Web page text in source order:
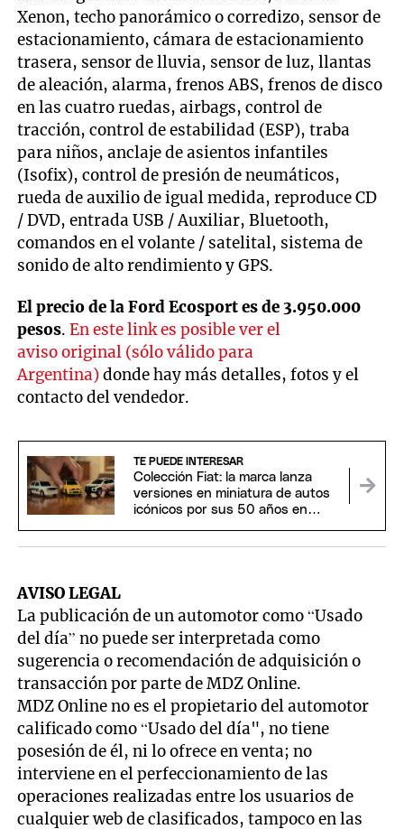
Xenon, techo panorámico o corredizo, sensor de
estacionamiento, cámara de estacionamiento
trasera, sensor de lluvia, sensor de luz, llantas
de aleación, alarma, frenos ABS, frenos de disco
en las cuatro ruedas, airbags, control de
tracción, control de estabilidad (ESP), traba
para niños, anclaje de asientos infantiles
(Isofix), control de presión de neumáticos,
rueda de auxilio de igual medida, reproduce CD
/ DVD, entrada USB / Auxiliar, Bluetooth,
comandos en el volante / satelital, sistema de
sonido de alto rendimiento y GPS.
El precio de la Ford Ecosport es de 3.950.000
pesos.En este link es posible ver el
aviso original (sólo válido para
Argentina)donde hay más detalles, fotos y el
contacto del vendedor.
TE PUEDE INTERESAR
Colección Fiat: la marca lanza
versiones en miniatura de autos
icónicos por sus 50 años en
AVISO LEGAL
La publicación de un automotor como “Usado
del día” no puede ser interpretada como
sugerencia o recomendación de adquisición o
transacción por parte de MDZ Online.
MDZ Online no es el propietario del automotor
calificado como “Usado del día", no tiene
posesión de él, ni lo ofrece en venta; no
interviene en el perfeccionamiento de las
operaciones realizadas entre los usuarios de
cualquier web de clasificados, tampoco en las